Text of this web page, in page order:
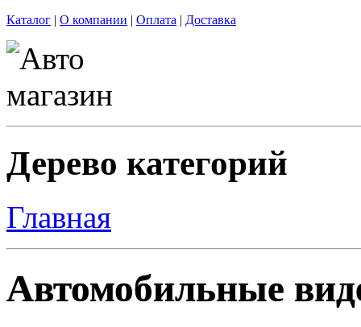
Каталог | О компании | Оплата | Доставка
Дерево категорий
Главная
Автомобильные